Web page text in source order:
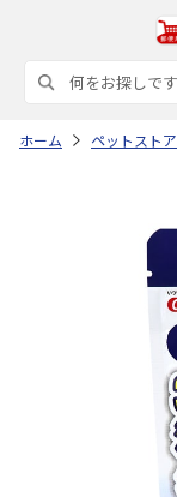
ホーム ペットストア